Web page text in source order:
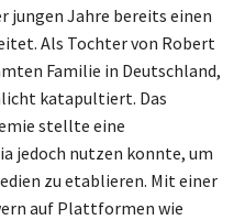
jungen Jahre bereits einen
Als Tochter von Robert
Familie in Deutschland,
katapultiert. Das
stellte eine
jedoch nutzen konnte, um
zu etablieren. Mit einer
auf Plattformen wie